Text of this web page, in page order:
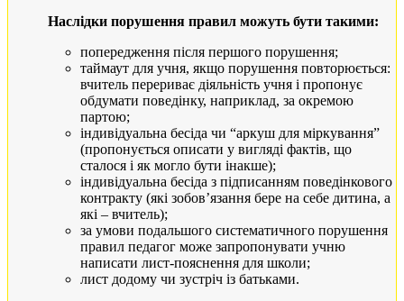
Наслідки порушення правил можуть бути такими:
попередження після першого порушення;
таймаут для учня, якщо порушення повторюється:
вчитель перериває діяльність учня і пропонує
обдумати поведінку, наприклад, за окремою
партою;
індивідуальна бесіда чи “аркуш для міркування”
(пропонується описати у вигляді фактів, що
сталося і як могло бути інакше);
індивідуальна бесіда з підписанням поведінкового
контракту (які зобов’язання бере на себе дитина, а
які – вчитель);
за умови подальшого систематичного порушення
правил педагог може запропонувати учню
написати лист-пояснення для школи;
лист додому чи зустріч із батьками.